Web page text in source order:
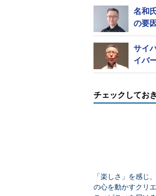
名和
の要
サイ
イバ
チェックしてお
「楽しさ」を感じ
の心を動かすクリ